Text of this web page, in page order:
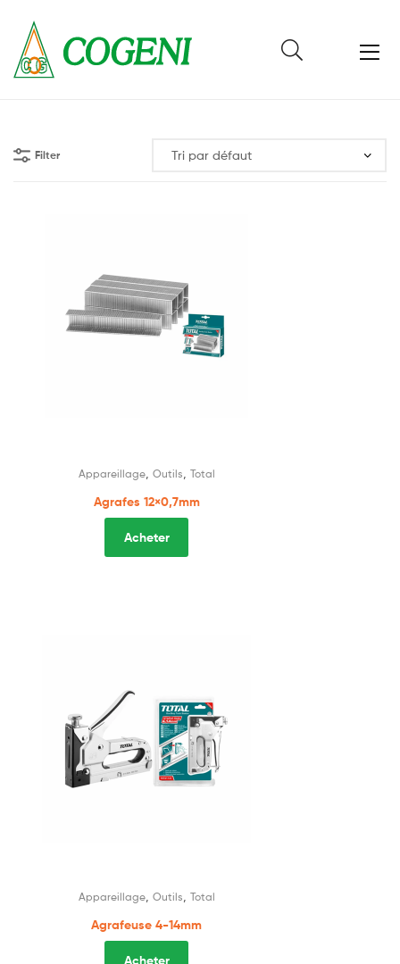
Filter
Appareillage, Outils Total
Agrafes 12×0,7mm
Acheter
Appareillage, Outils Total
Agrafeuse 4-14mm
Acheter